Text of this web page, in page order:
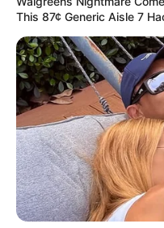
This 87¢ Generic Aisle 7